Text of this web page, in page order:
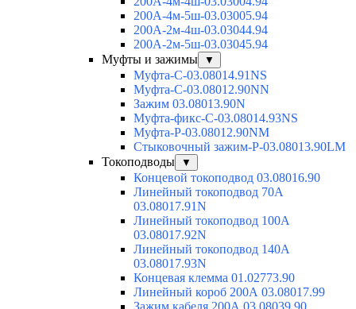
200А-4м-5ш-03.03005.94
200А-2м-4ш-03.03044.94
200А-2м-5ш-03.03045.94
Муфты и зажимы
▼
Муфта-С-03.08014.91NS
Муфта-С-03.08012.90NN
Зажим 03.08013.90N
Муфта-фикс-С-03.08014.93NS
Муфта-Р-03.08012.90NM
Стыковочный зажим-Р-03.08013.90LM
Токоподводы
▼
Концевой токоподвод 03.08016.90
Линейный токоподвод 70А
03.08017.91N
Линейный токоподвод 100А
03.08017.92N
Линейный токоподвод 140А
03.08017.93N
Концевая клемма 01.02773.90
Линейный короб 200А 03.08017.99